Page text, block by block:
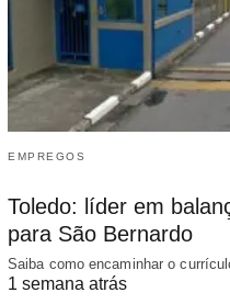
EMPREGOS
Toledo: líder em
para São Bernardo
Saiba como encaminhar o
1 semana atrás